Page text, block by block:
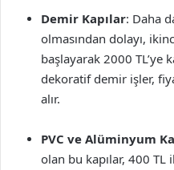
Demir Kapılar: Daha
olmasından dolayı,
başlayarak 2000 TL’ye
dekoratif demir işler,
alır.
PVC ve Alüminyum
olan bu kapılar, 400 TL